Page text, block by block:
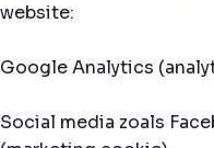
website:
Google Analytics
Social media zoals